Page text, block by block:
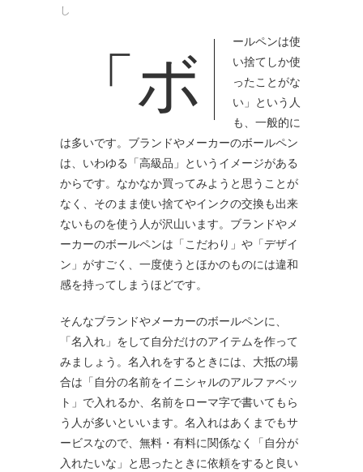
し
「ボールペンは使
い捨てしか使
ったことがな
い」という人
も、一般的に
は多いです。 ブランドやメーカーのボールペン
は、いわゆる「高級品」というイメージがある
からです。なかなか買ってみようと思うことが
なく、そのまま使い捨てやインクの交換も出来
ないものを使う人が沢山います。ブランドやメ
ーカーのボールペンは「こだわり」や「デザイ
ン」がすごく、一度使うとほかのものには違和
感を持ってしまうほどです。
そんなブランドやメーカーのボールペンに、
「名入れ」をして自分だけのアイテムを作って
みましょう。名入れをするときには、大抵の場
合は「自分の名前をイニシャルのアルファベッ
ト」で入れるか、名前をローマ字で書いてもら
う人が多いといいます。名入れはあくまでもサ
ービスなので、無料・有料に関係なく「自分が
入れたいな」と思ったときに依頼をすると良い